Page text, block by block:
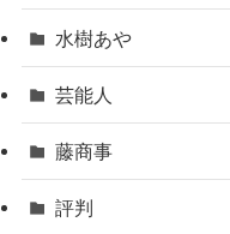
水樹あや
芸能人
藤商事
評判